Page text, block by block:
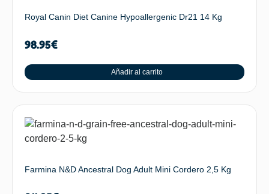
Royal Canin Diet Canine Hypoallergenic Dr21 14 Kg
98.95€
Añadir al carrito
Farmina N&D Ancestral Dog Adult Mini Cordero 2,5 Kg